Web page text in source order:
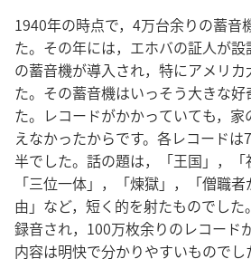
1940年の時点で，4万台余りの蓄音
た。その年には，エホバの証人が
の蓄音機が導入され，特にアメリ
た。その蓄音機はいっそう大きな
た。レコードがかかっていても，
えなかったからです。各レコード
半でした。話の題は，「王国」，「
「三位一体」，「煉獄」，「僧職
由」など，短く的を射たものでし
録音され，100万枚余りのレコード
内容は明快で分かりやすいもので